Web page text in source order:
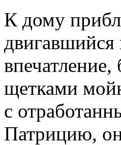
К дому
двигавшийся
щетками
с
Патрицию,